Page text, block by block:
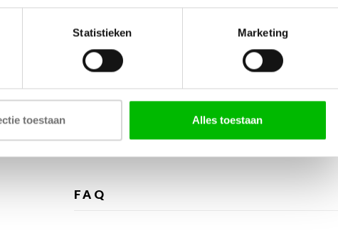
Statistieken Marketing
toestaan Alles toestaan
085
COLOR - SILK SUPERMAT, FRONT VOOR METOD KASTEN
FAQ